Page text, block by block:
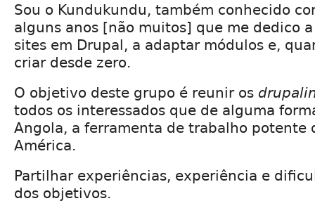
Sou o Kundukundu, também conhecido
alguns anos [não muitos] que me dedico
sites em Drupal, a adaptar módulos e,
criar desde zero.
O objetivo deste grupo é reunir os
todos os interessados que de alguma
Angola, a ferramenta de trabalho potente
América.
Partilhar experiências, experiência e
dos objetivos.